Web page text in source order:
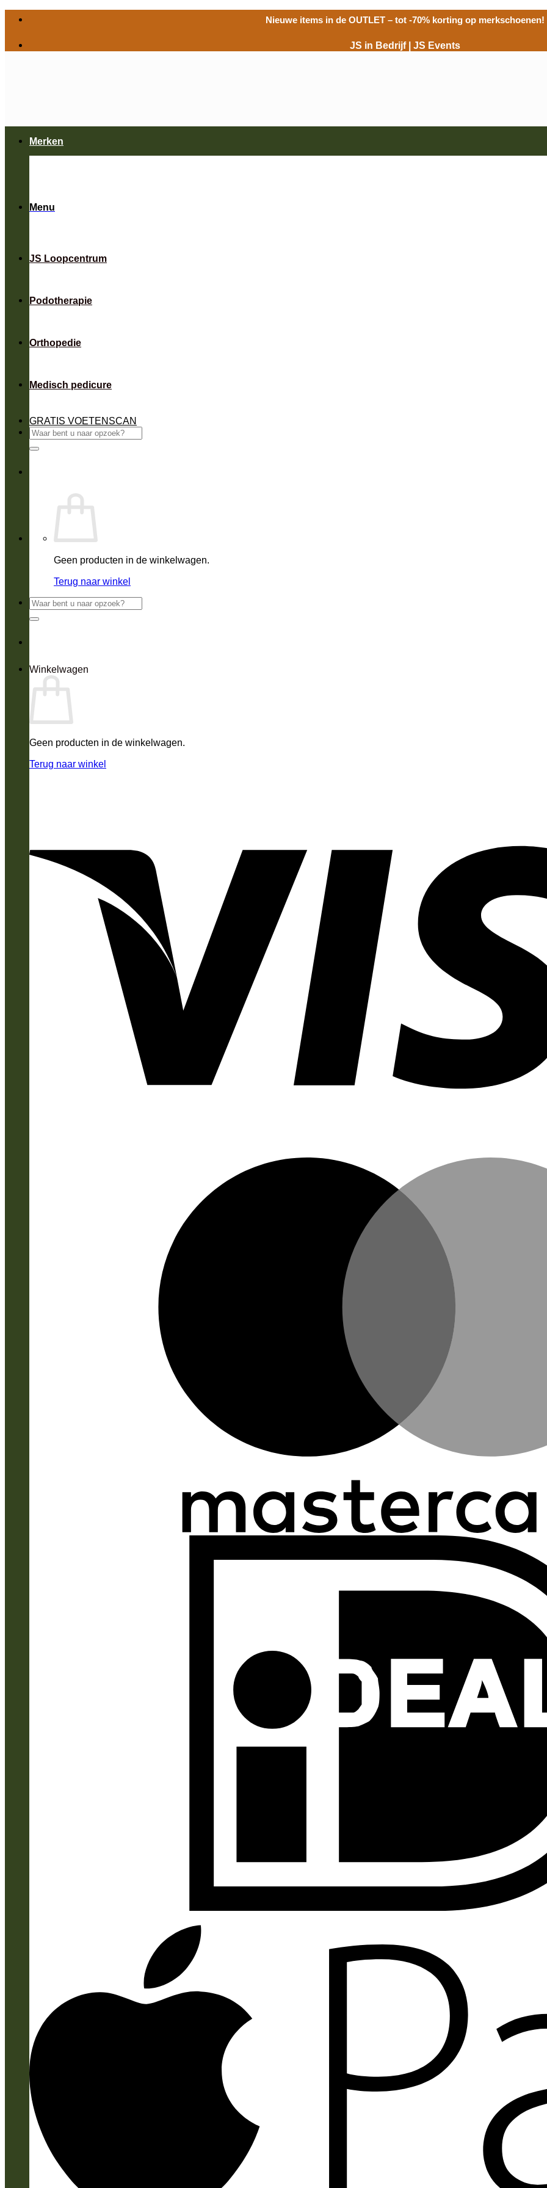
Nieuwe items in de OUTLET– tot -70% korting op merkschoenen!
JS in Bedrijf JS Events
Menu
JS Loopcentrum
Podotherapie
Orthopedie
Medisch pedicure
GRATIS VOETENSCAN
Zoeken
naar:
Geen producten in de winkelwagen.
Terug naar winkel
Zoeken
Winkelwagen
Geen producten in de winkelwagen.
Terug naar winkel
Merken